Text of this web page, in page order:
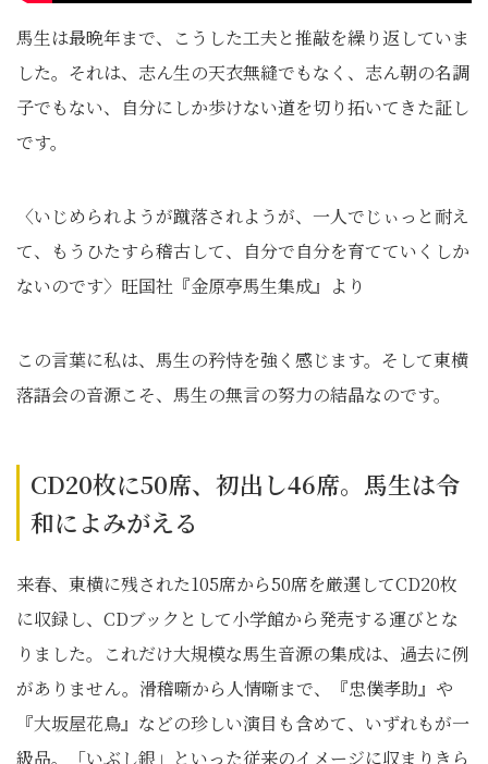
馬生は最晩年まで、こうした工夫と推敲を繰り返していま
した。それは、志ん生の天衣無縫でもなく、志ん朝の名調
子でもない、自分にしか歩けない道を切り拓いてきた証し
です。
〈いじめられようが蹴落されようが、一人でじぃっと耐え
て、もうひたすら稽古して、自分で自分を育てていくしか
ないのです〉旺国社『金原亭馬生集成』より
この言葉に私は、馬生の矜恃を強く感じます。そして東横
落語会の音源こそ、馬生の無言の努力の結晶なのです。
CD20枚に50席、初出し46席。馬生は令
和によみがえる
来春、東横に残された105席から50席を厳選してCD20枚
に収録し、CDブックとして小学館から発売する運びとな
りました。これだけ大規模な馬生音源の集成は、過去に例
がありません。滑稽噺から人情噺まで、『忠僕孝助』や
『大坂屋花鳥』などの珍しい演目も含めて、いずれもが一
級品。「いぶし銀」といった従来のイメージに収まりきら